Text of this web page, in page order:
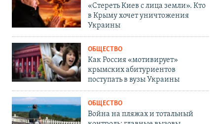
«Стереть Киев с лица земли». Кто
в Крыму хочет уничтожения
Украины
ОБЩЕСТВО
Как Россия «мотивирует»
крымских абитуриентов
поступать в вузы Украины
ОБЩЕСТВО
Война на пляжах и тотальный